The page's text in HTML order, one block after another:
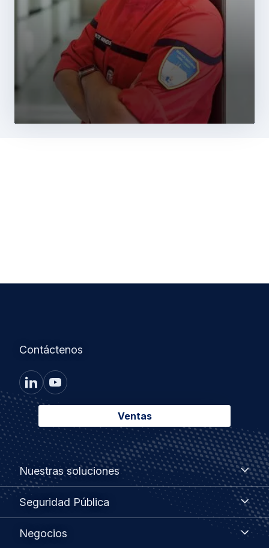
Contáctenos
Ventas
Footer
menu
Nuestras soluciones
Nuestras
soluciones
Seguridad Pública
Seguridad
Negocios